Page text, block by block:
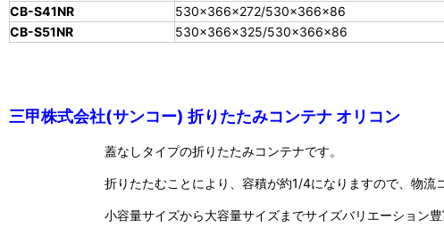
CB-S41NR
530×366×272/530×366×86
CB-S51NR
530×366×325/530×366×86
三甲株式会社(サンコー) 折りたたみコンテナ オリコン
蓋なしタイプの折りたたみコンテナです。
折りたたむことにより、容積が約1/4になりますので、物流
小容量サイズから大容量サイズまでサイズバリエーション豊